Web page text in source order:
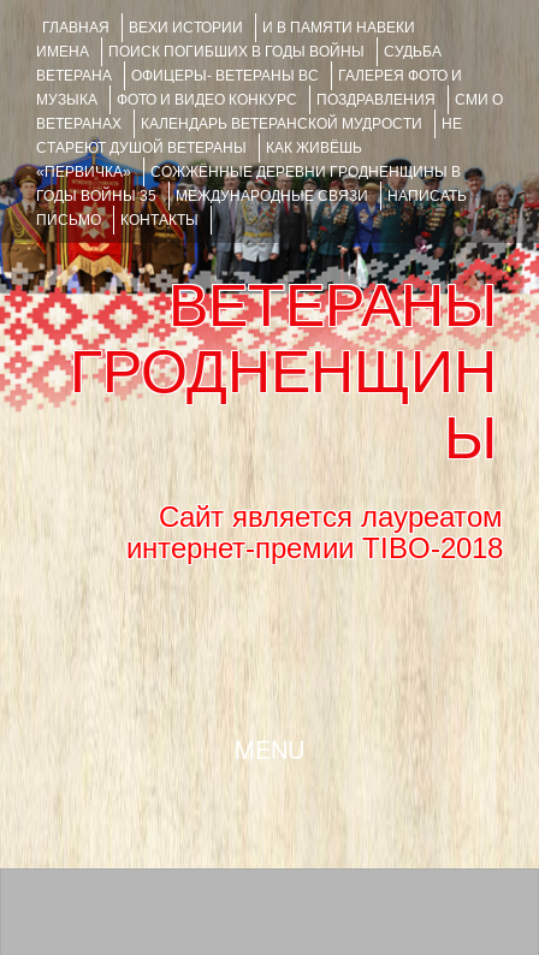
ГЛАВНАЯ ВЕХИ ИСТОРИИ
И В ПАМЯТИ НАВЕКИ
ИМЕНА
ПОИСК ПОГИБШИХ В ГОДЫ ВОЙНЫ
СУДЬБА
ВЕТЕРАНА
ОФИЦЕРЫ- ВЕТЕРАНЫ ВС
ГАЛЕРЕЯ ФОТО И
МУЗЫКА
ФОТО И ВИДЕО КОНКУРС ПОЗДРАВЛЕНИЯ
СМИ О
ВЕТЕРАНАХ
КАЛЕНДАРЬ ВЕТЕРАНСКОЙ МУДРОСТИ
НЕ
СТАРЕЮТ ДУШОЙ ВЕТЕРАНЫ
КАК ЖИВЁШЬ
«ПЕРВИЧКА»
СОЖЖЁННЫЕ ДЕРЕВНИ ГРОДНЕНЩИНЫ В
ГОДЫ ВОЙНЫ 35
МЕЖДУНАРОДНЫЕ СВЯЗИ
НАПИСАТЬ
ПИСЬМО
КОНТАКТЫ
ВЕТЕРАНЫ
ГРОДНЕНЩИН
Ы
Сайт является лауреатом
интернет-премии TIBO-2018
MENU